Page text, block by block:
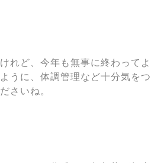
れど、今年も無事に終わってよ
うに、体調管理など十分気をつ
さいね。